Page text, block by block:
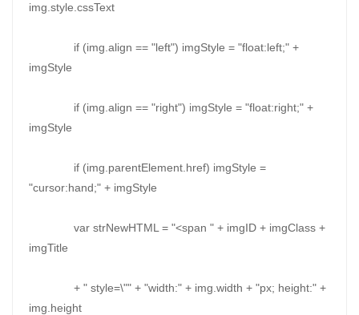
img.style.cssText
if (img.align == "left") imgStyle = "float:left;" +
imgStyle
if (img.align == "right") imgStyle = "float:right;" +
imgStyle
if (img.parentElement.href) imgStyle =
"cursor:hand;" + imgStyle
var strNewHTML = "<span " + imgID + imgClass +
imgTitle
+ " style=\"" + "width:" + img.width + "px; height:" +
img.height